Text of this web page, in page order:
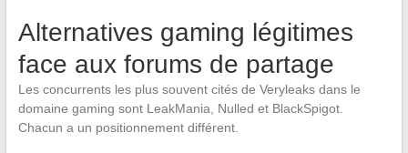
Alternatives gaming légitimes
face aux forums de partage
Les concurrents les plus souvent cités de Veryleaks dans le
domaine gaming sont LeakMania, Nulled et BlackSpigot.
Chacun a un positionnement différent.